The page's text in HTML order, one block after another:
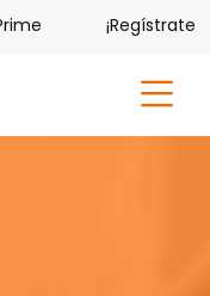
¡Regístrate con